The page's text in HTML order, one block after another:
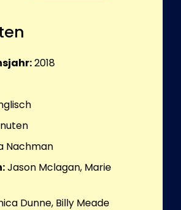
2018
Nachman
Jason Mclagan, Marie
Dunne, Billy Meade